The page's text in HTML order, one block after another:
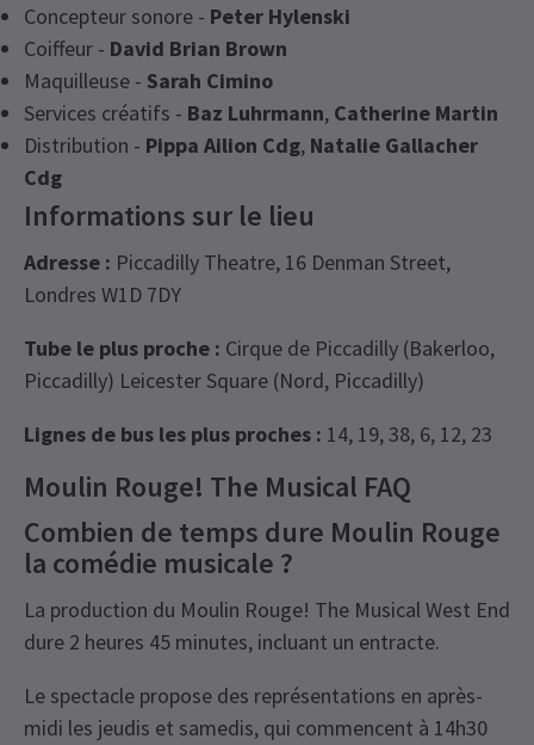
Concepteur sonore - Peter Hylenski
Coiffeur - David Brian Brown
Maquilleuse - Sarah Cimino
Services créatifs - Baz Luhrmann, Catherine Martin
Distribution - Pippa Ailion Cdg, Natalie Gallacher
Cdg
Informations sur le lieu
Adresse : Piccadilly Theatre, 16 Denman Street,
Londres W1D 7DY
Tube le plus proche : Cirque de Piccadilly (Bakerloo,
Piccadilly) Leicester Square (Nord, Piccadilly)
Lignes de bus les plus proches : 14, 19, 38, 6, 12, 23
Moulin Rouge! The Musical FAQ
Combien de temps dure Moulin Rouge
la comédie musicale ?
La production du Moulin Rouge! The Musical West End
dure 2 heures 45 minutes, incluant un entracte.
Le spectacle propose des représentations en après-
midi les jeudis et samedis, qui commencent à 14h30